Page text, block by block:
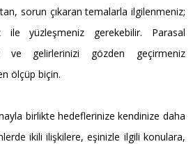
sorun çıkaran temalarla ilgilenmeniz;
ile yüzleşmeniz gerekebilir. Parasal
ve gelirlerinizi gözden geçirmeniz
ölçüp biçin.
birlikte hedeflerinize kendinize daha
ikili ilişkilere, eşinizle ilgili konulara,